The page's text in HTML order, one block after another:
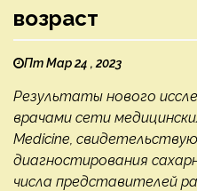
возраст
Пт Мар 24 , 2023
Результаты нового
врачами сети
Medicine,
диагностирования
числа представителей